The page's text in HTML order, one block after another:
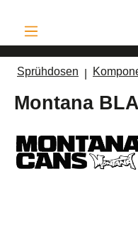
Sprühdosen
Montana